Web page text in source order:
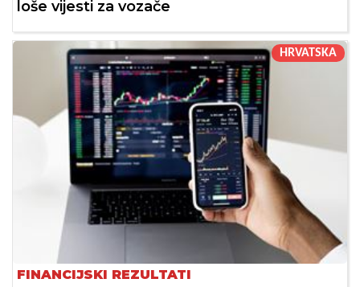
loše vijesti za vozače
HRVATSKA
FINANCIJSKI REZULTATI